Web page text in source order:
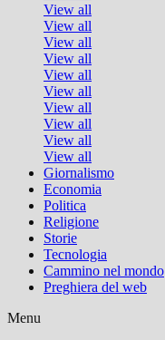
View all
View all
View all
View all
View all
View all
View all
View all
View all
View all
Giornalismo
Economia
Politica
Religione
Storie
Tecnologia
Cammino nel mondo
Preghiera del web
Menu